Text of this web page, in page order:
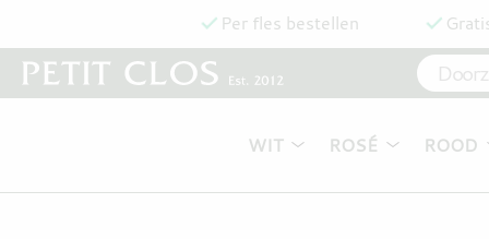
Per fles bestellen
WIT ROSÉ ROOD